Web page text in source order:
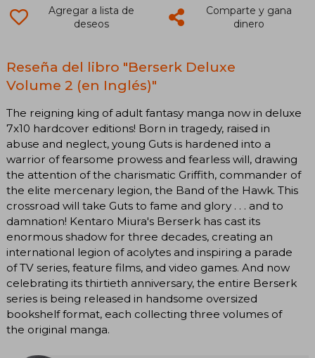
Agregar a lista de
deseos
Comparte y gana
dinero
Reseña del libro "Berserk Deluxe
Volume 2 (en Inglés)"
The reigning king of adult fantasy manga now in deluxe
7x10 hardcover editions! Born in tragedy, raised in
abuse and neglect, young Guts is hardened into a
warrior of fearsome prowess and fearless will, drawing
the attention of the charismatic Griffith, commander of
the elite mercenary legion, the Band of the Hawk. This
crossroad will take Guts to fame and glory . . . and to
damnation! Kentaro Miura's Berserk has cast its
enormous shadow for three decades, creating an
international legion of acolytes and inspiring a parade
of TV series, feature films, and video games. And now
celebrating its thirtieth anniversary, the entire Berserk
series is being released in handsome oversized
bookshelf format, each collecting three volumes of
the original manga.